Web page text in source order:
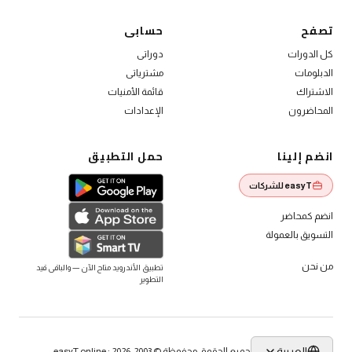
تصفح
كل الدورات
الدبلومات
الاشتراك
المحاضرون
حسابى
دوراتى
مشترياتى
قائمة الأمنيات
الإعدادات
انضم إلينا
easyT للشركات
انضم كمحاضر
التسويق بالعمولة
من نحن
حمل التطبيق
تطبيق الأندرويد متاح الآن — والباقى قيد
التطوير